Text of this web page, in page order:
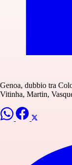
Genoa, dubbio tra
Vitinha, Martin,